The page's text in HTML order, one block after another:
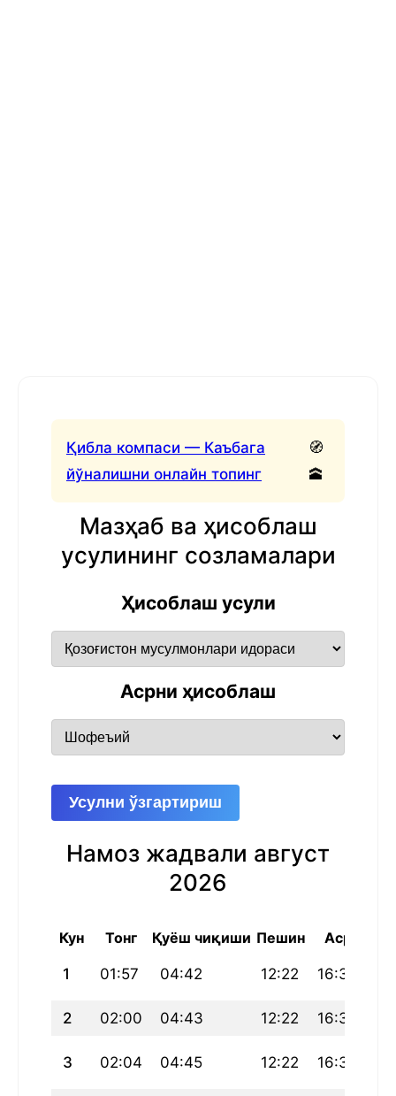
Қибла компаси — Каъбага
йўналишни онлайн топинг
🧭
🕋
Мазҳаб ва ҳисоблаш
усулининг созламалари
Ҳисоблаш усули
Асрни ҳисоблаш
Усулни ўзгартириш
Намоз жадвали август
2026
Кун Тонг Қуёш чиқиши Пешин Аср
1 01:57 04:42 12:22 16:31
2 02:00 04:43 12:22 16:30
3 02:04 04:45 12:22 16:30